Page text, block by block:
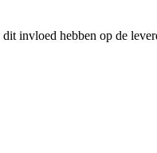
invloed hebben op de